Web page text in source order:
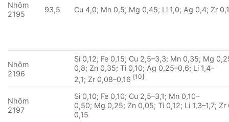
Nhôm
2195
93,5 Cu 4,0; Mn 0,5; Mg 0,45; Li 1,0; Ag 0,4; Zr
Nhôm
2196
Si 0,12; Fe 0,15; Cu 2,5–3,3; Mn 0,35; Mg
0,8; Zn 0,35; Ti 0,10; Ag 0,25–0,6; Li 1,4–
2,1; Zr 0,08–0,16 [10]
Nhôm
2197
Si 0,10; Fe 0,10; Cu 2,5–3,1; Mn 0,10–
0,50; Mg 0,25; Zn 0,05; Ti 0,12; Li 1,3–1,7; Zr
0,15